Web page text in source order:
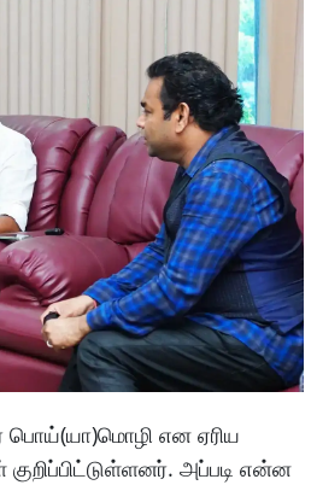
என ஏரிய
அப்படி என்ன